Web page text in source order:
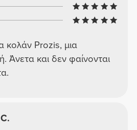
Prozis, μια
Άνετα και δεν φαίνονται